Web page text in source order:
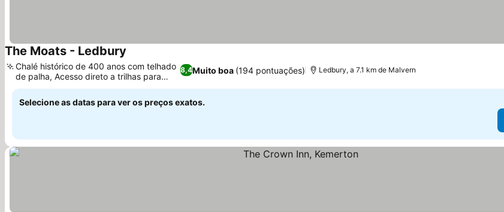
The Moats - Ledbury
8,4Muito boa (194 pontuações)
Chalé histórico de 400 anos com telhado
de palha, Acesso direto a trilhas para
caminhada
Ledbury, a 7.1 km de Malvern
Selecione as datas para ver os preços exatos.